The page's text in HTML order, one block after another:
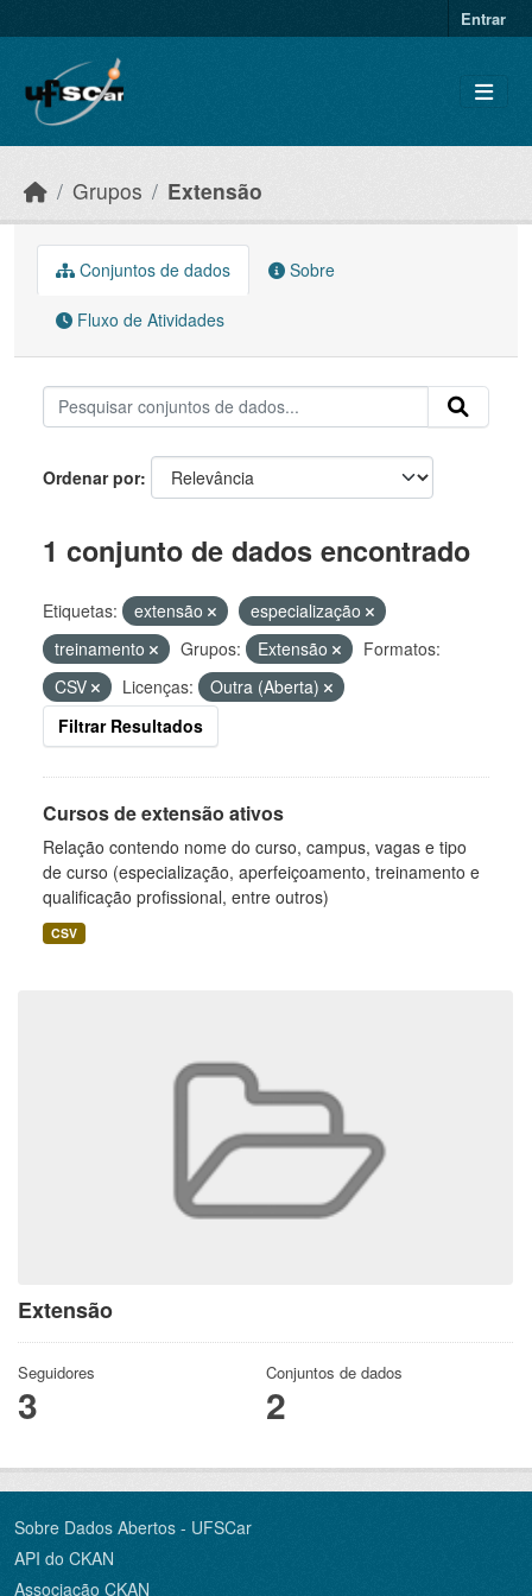
Entrar
Grupos Extensão
Extensão
Seguidores
3
Conjuntos de dados
2
Conjuntos de dados Sobre
Fluxo de Atividades
Ordenar por
1 conjunto de dados encontrado
Etiquetas: extensão
especialização
treinamento
Grupos: Extensão
Formatos:
CSV
Licenças:
Outra (Aberta)
Filtrar Resultados
Cursos de extensão ativos
Relação contendo nome do curso, campus, vagas e tipo
de curso (especialização, aperfeiçoamento, treinamento e
qualificação profissional, entre outros)
CSV
Sobre Dados Abertos - UFSCar
API do CKAN
Associação CKAN